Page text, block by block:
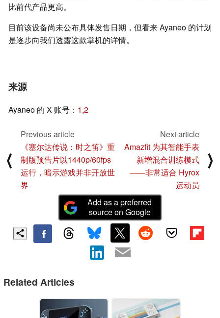
比前代产品更高。
目前该设备尚未公布具体发售日期，但看来 Ayaneo 的计划
是逐步向我们透露这款掌机的详情。
来源
Ayaneo 的 X 账号： 1,2
⟨
Previous article
《塞尔达传说：时之笛》重
制版预告片以1440p/60fps
运行，暗示游戏并非开放世
界
Next article
Amazfit 为其智能手表
新增混合训练模式
——非常适合 Hyrox
运动员
⟩
Add as a preferred
source on Google
Related Articles